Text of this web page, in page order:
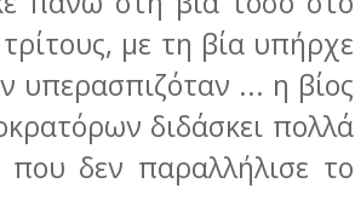
με τη βία υπήρχε
υπερασπιζόταν ... η βίος
διδάσκει πολλά
δεν παραλλήλισε το